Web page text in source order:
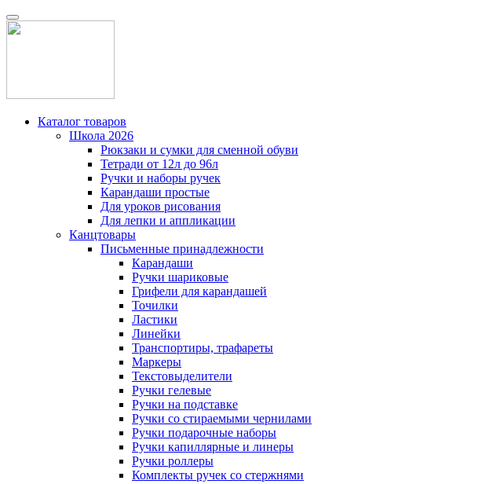
Каталог товаров
Школа 2026
Рюкзаки и сумки для сменной обуви
Тетради от 12л до 96л
Ручки и наборы ручек
Карандаши простые
Для уроков рисования
Для лепки и аппликации
Канцтовары
Письменные принадлежности
Карандаши
Ручки шариковые
Грифели для карандашей
Точилки
Ластики
Линейки
Транспортиры, трафареты
Маркеры
Текстовыделители
Ручки гелевые
Ручки на подставке
Ручки со стираемыми чернилами
Ручки подарочные наборы
Ручки капиллярные и линеры
Ручки роллеры
Комплекты ручек со стержнями